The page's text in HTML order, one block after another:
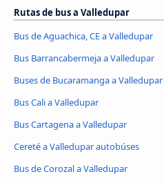
Rutas de bus a Valledupar
Bus de Aguachica, CE a Valledupar
Bus Barrancabermeja a Valledupar
Buses de Bucaramanga a Valledupar
Bus Cali a Valledupar
Bus Cartagena a Valledupar
Cereté a Valledupar autobúses
Bus de Corozal a Valledupar